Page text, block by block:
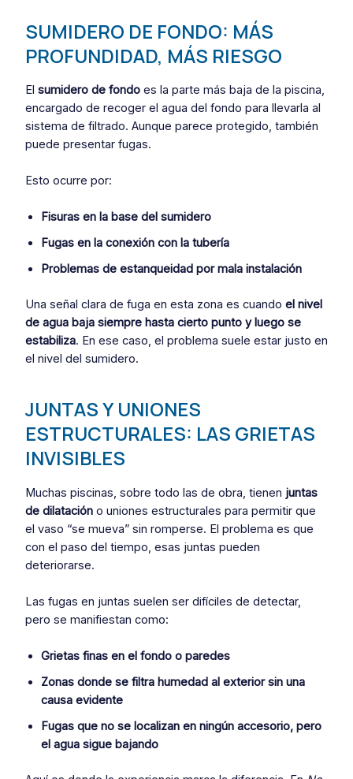
SUMIDERO DE FONDO: MÁS
PROFUNDIDAD, MÁS RIESGO
El sumidero de fondoes la parte más baja de la piscina,
encargado de recoger el agua del fondo para llevarla al
sistema de filtrado. Aunque parece protegido, también
puede presentar fugas.
Esto ocurre por:
Fisuras en la base del sumidero
Fugas en la conexión con la tubería
Problemas de estanqueidad por mala instalación
Una señal clara de fuga en esta zona es cuando el nivel
de agua baja siempre hasta cierto punto y luego se
estabiliza. En ese caso, el problema suele estar justo en
el nivel del sumidero.
JUNTAS Y UNIONES
ESTRUCTURALES: LAS GRIETAS
INVISIBLES
Muchas piscinas, sobre todo las de obra, tienen juntas
de dilatacióno uniones estructurales para permitir que
el vaso “se mueva” sin romperse. El problema es que
con el paso del tiempo, esas juntas pueden
deteriorarse.
Las fugas en juntas suelen ser difíciles de detectar,
pero se manifiestan como:
Grietas finas en el fondo o paredes
Zonas donde se filtra humedad al exterior sin una
causa evidente
Fugas que no se localizan en ningún accesorio, pero
el agua sigue bajando